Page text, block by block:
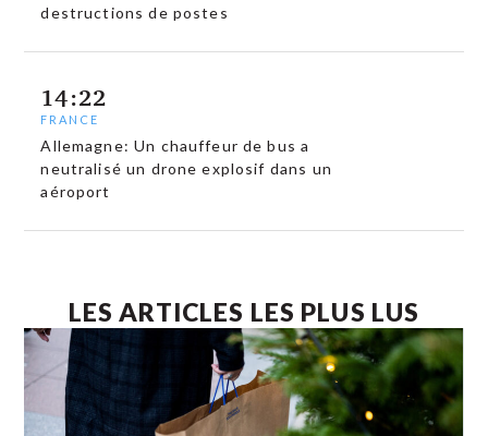
destructions de postes
14:22
FRANCE
Allemagne: Un chauffeur de bus a
neutralisé un drone explosif dans un
aéroport
LES ARTICLES LES PLUS LUS